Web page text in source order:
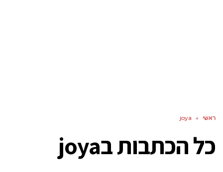
ראשי »
joya
כל הכתבות בjoya